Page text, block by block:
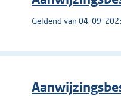
Geldend van 04-09-